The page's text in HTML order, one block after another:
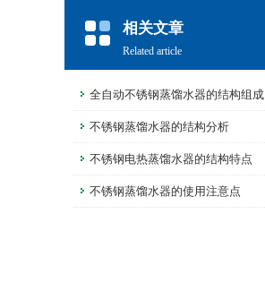
相关文章
Related article
全自动不锈钢蒸馏水器的结构组成
不锈钢蒸馏水器的结构分析
不锈钢电热蒸馏水器的结构特点
不锈钢蒸馏水器的使用注意点